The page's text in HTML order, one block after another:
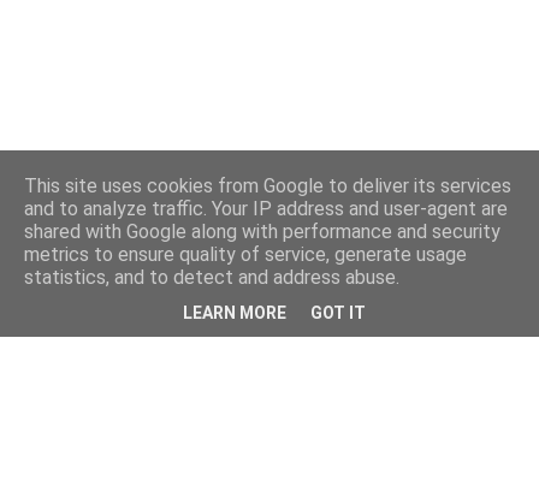
This site uses cookies from Google to deliver its services
and to analyze traffic. Your IP address and user-agent are
shared with Google along with performance and security
metrics to ensure quality of service, generate usage
statistics, and to detect and address abuse.
LEARN MORE GOT IT